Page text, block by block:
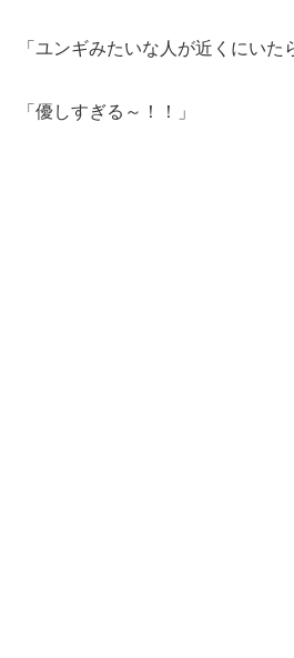
「ユンギみたいな人が近くにいた
「優しすぎる～！！」